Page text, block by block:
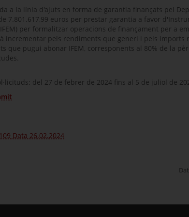
a la línia d'ajuts en forma de garantia finançats pel
7.801.617,99 euros per prestar garantia a favor
per formalitzar operacions de finançament per a
incrementar pels rendiments que generi i pels imports
que pugui abonar IFEM, corresponents al 80% de la
del 27 de febrer de 2024 fins al 5 de juliol de
Data 26.02.2024